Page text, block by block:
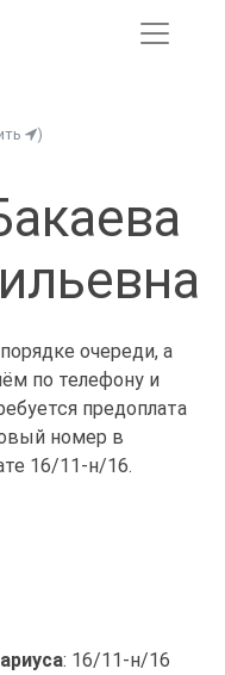
)
очереди, а
по телефону и
предоплата
номер в
16/11-н/16.
: 16/11-н/16